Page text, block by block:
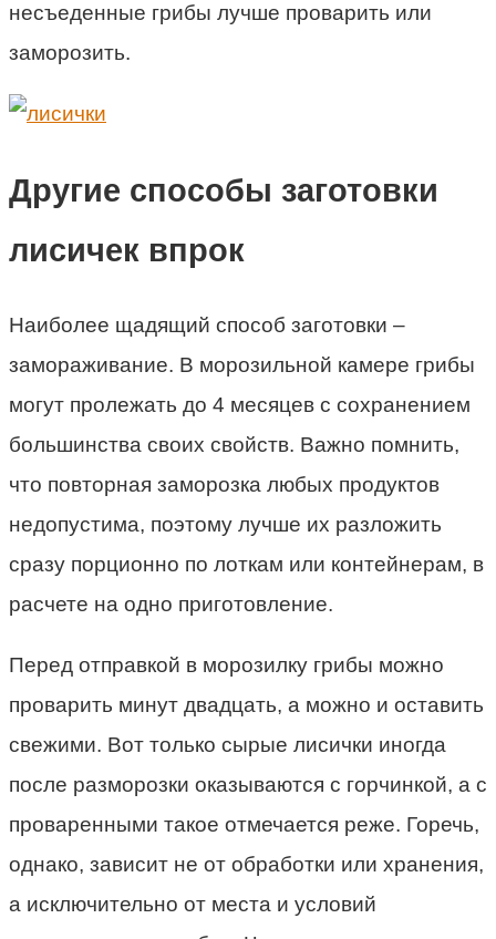
несъеденные грибы лучше проварить или
заморозить.
Другие способы заготовки
лисичек впрок
Наиболее щадящий способ заготовки –
замораживание. В морозильной камере грибы
могут пролежать до 4 месяцев с сохранением
большинства своих свойств. Важно помнить,
что повторная заморозка любых продуктов
недопустима, поэтому лучше их разложить
сразу порционно по лоткам или контейнерам, в
расчете на одно приготовление.
Перед отправкой в морозилку грибы можно
проварить минут двадцать, а можно и оставить
свежими. Вот только сырые лисички иногда
после разморозки оказываются с горчинкой, а с
проваренными такое отмечается реже. Горечь,
однако, зависит не от обработки или хранения,
а исключительно от места и условий